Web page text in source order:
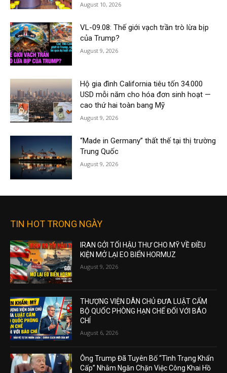
August 10, 2026
VL-09.08: Thế giới vạch trần trò lừa bịp
của Trump?
August 9, 2026
Hộ gia đình California tiêu tốn 34.000
USD mỗi năm cho hóa đơn sinh hoạt —
cao thứ hai toàn bang Mỹ
August 9, 2026
“Made in Germany” thất thế tại thị trường
Trung Quốc
August 9, 2026
TIN HOT TRONG NGÀY
IRAN GỞI TỐI HẬU THƯ CHO MỸ VỀ ĐIỀU
KIỆN MỞ LẠI EO BIỂN HORMUZ
August 9, 2026
THƯỢNG VIỆN DÂN CHỦ ĐƯA LUẬT CẤM
BỘ QUỐC PHÒNG HẠN CHẾ ĐỐI VỚI BÁO
CHÍ
August 6, 2026
Ông Trump Đã Tuyên Bố “Tình Trạng Khẩn
Cấp” Nhằm Ngăn Chặn Việc Công Khai Hồ